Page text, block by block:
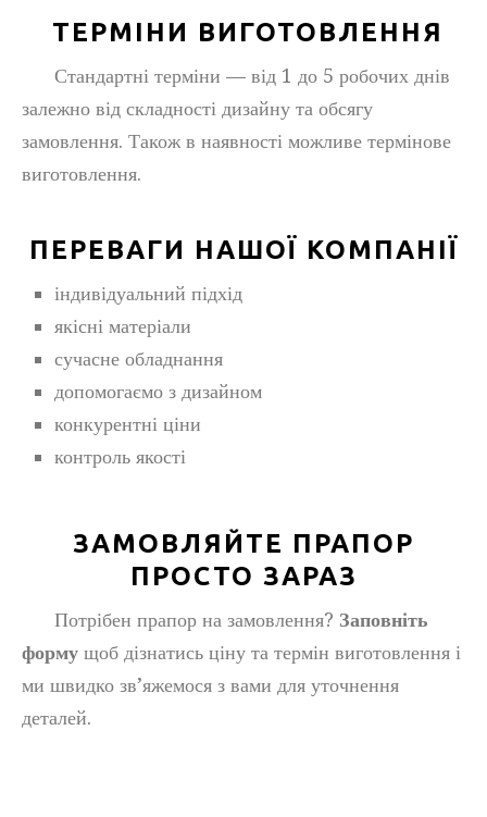
ТЕРМІНИ ВИГОТОВЛЕННЯ
Стандартні терміни — від 1 до 5 робочих днів
залежно від складності дизайну та обсягу
замовлення. Також в наявності можливе термінове
виготовлення.
ПЕРЕВАГИ НАШОЇ КОМПАНІЇ
індивідуальний підхід
якісні матеріали
сучасне обладнання
допомогаємо з дизайном
конкурентні ціни
контроль якості
ЗАМОВЛЯЙТЕ ПРАПОР
ПРОСТО ЗАРАЗ
Потрібен прапор на замовлення? Заповніть
форму щоб дізнатись ціну та термін виготовлення і
ми швидко зв’яжемося з вами для уточнення
деталей.